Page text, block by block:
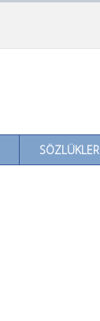
SÖZLÜKLER